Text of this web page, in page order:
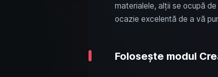
materialele, alții se ocupă
ocazie excelentă de a vă
Folosește modul